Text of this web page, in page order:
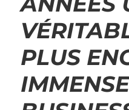
PLUS
IMMENSE